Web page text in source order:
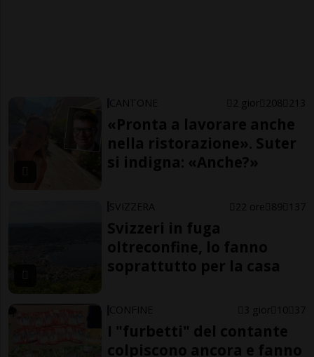
CANTONE 2 gior 208 213
«Pronta a lavorare anche
nella ristorazione». Suter
si indigna: «Anche?»
SVIZZERA 22 ore 89 137
Svizzeri in fuga
oltreconfine, lo fanno
soprattutto per la casa
CONFINE 3 gior 10 37
I "furbetti" del contante
colpiscono ancora e fanno